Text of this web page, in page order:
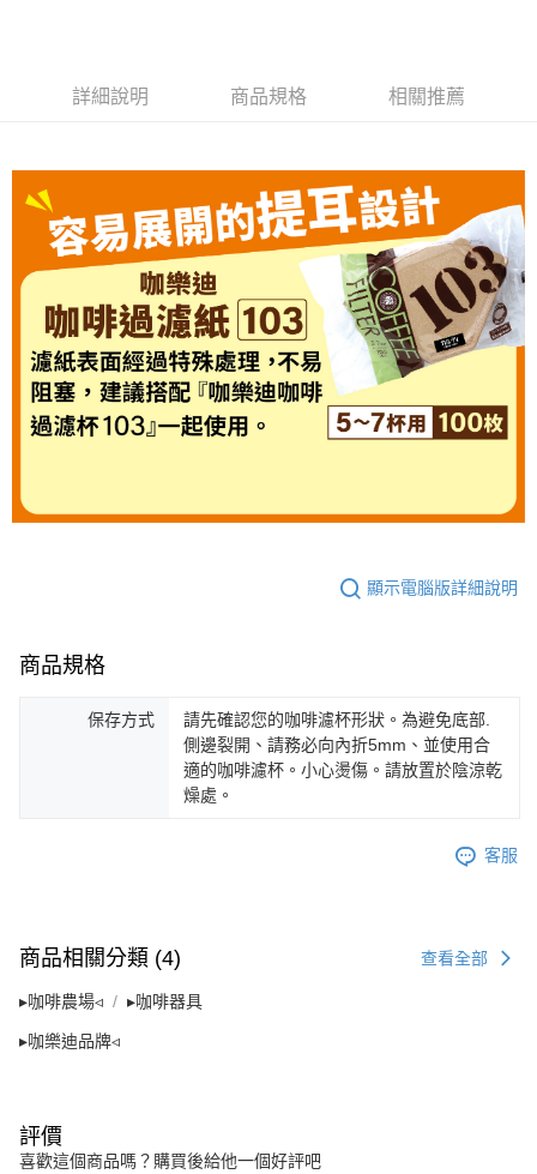
３．安心：先確認商品／服務後，再付款。
結帳頁面，進行簡訊認證並確認金額後，即可完成結帳。
２．訂單成立數日內，您將收到繳費通知簡訊。
３．收到繳費通知簡訊後14天內，點擊此簡訊中的連結，可透過四大超商／
ATM／網路銀行／等多元方式進行付款，方視為交易完成。
※ 請注意：結帳手續完成當下不需立刻繳費，但若您需要取消訂單，請聯絡
購買商品的店家。未經商家同意取消之訂單仍視為有效，需透過AFTEE先享
後付繳納相關費用。
※ 交易是否成功請以「AFTEE先享後付 」之結帳頁面顯示為準，若有關於
是否繳費成功／繳費後需取消欲退款等相關疑問，請聯繫「AFTEE先享後付
客戶支援中心」 https://netprotections.freshdesk.com/support/home
【注意事項】
１．透過由恩沛科技股份有限公司提供之「AFTEE先享後付」服務完成之交
２．關於個人資料處理事宜，請瀏覽以下網址：
請求用戶進行身份認證。
５．嚴禁一人註冊多個帳號或使用他人資訊註冊。若發現惡意使用之情形，
每筆NT$120，滿NT$899(含以上)免運費
詳細說明 商品規格 相關推薦
顯示電腦版詳細說明
商品規格
保存方式
請先確認您的咖啡濾杯形狀。為避免底部.
側邊裂開、請務必向內折5mm、並使用合
適的咖啡濾杯。小心燙傷。請放置於陰涼乾
燥處。
客服
商品相關分類 (4) 查看全部
▸咖啡農場◃ ▸咖啡器具
▸咖樂迪品牌◃
評價
喜歡這個商品嗎？購買後給他一個好評吧